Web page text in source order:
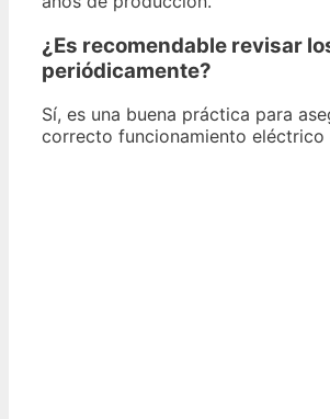
¿Es recomendable revisar
periódicamente?
Sí, es una buena práctica para
correcto funcionamiento eléctrico